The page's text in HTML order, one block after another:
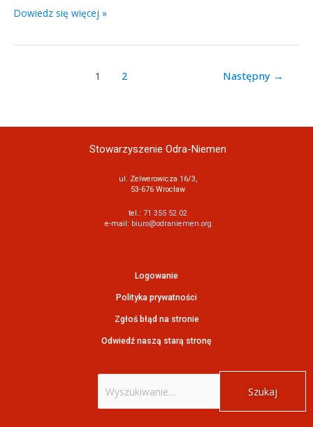
Dowiedz się więcej »
1 2 Następny →
Stowarzyszenie Odra-Niemen
ul. Zelwerowicza 16/3,
53-676 Wrocław
tel.: 71 355 52 02
e-mail: biuro@odraniemen.org
Logowanie
Polityka prywatności
Zgłoś błąd na stronie
Odwiedź naszą starą stronę
Szukaj
dla: